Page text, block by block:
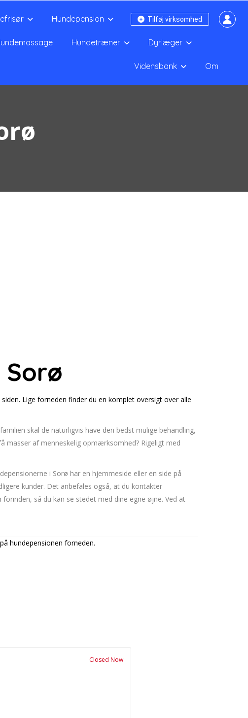
Tilføj virksomhed
Hundepension
Hundetræner Dyrlæger
Vidensbank Om
Sorø
Lige forneden finder du en komplet oversigt over alle
skal de naturligvis have den bedst mulige behandling,
masser af menneskelig opmærksomhed? Rigeligt med
i Sorø har en hjemmeside eller en side på
kunder. Det anbefales også, at du kontakter
så du kan se stedet med dine egne øjne. Ved at
hundepensionen forneden.
Closed Now